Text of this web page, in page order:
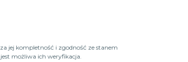
jej kompletność i zgodność ze stanem
możliwa ich weryfikacja.